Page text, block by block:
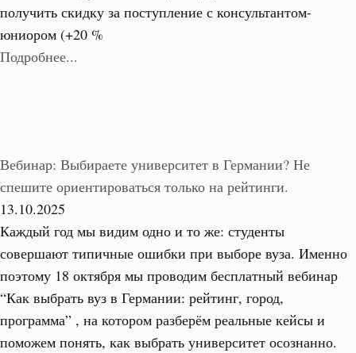
получить скидку за поступление с консультантом-
юниором (+20 %
Подробнее...
Вебинар: Выбираете университет в Германии? Не
спешите ориентироваться только на рейтинги.
13.10.2025
Каждый год мы видим одно и то же: студенты
совершают типичные ошибки при выборе вуза. Именно
поэтому 18 октября мы проводим бесплатный вебинар
“Как выбрать вуз в Германии: рейтинг, город,
программа” , на котором разберём реальные кейсы и
поможем понять, как выбрать университет осознанно.